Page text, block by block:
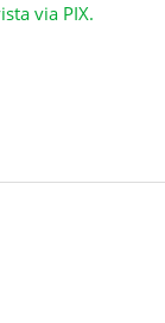
via PIX.